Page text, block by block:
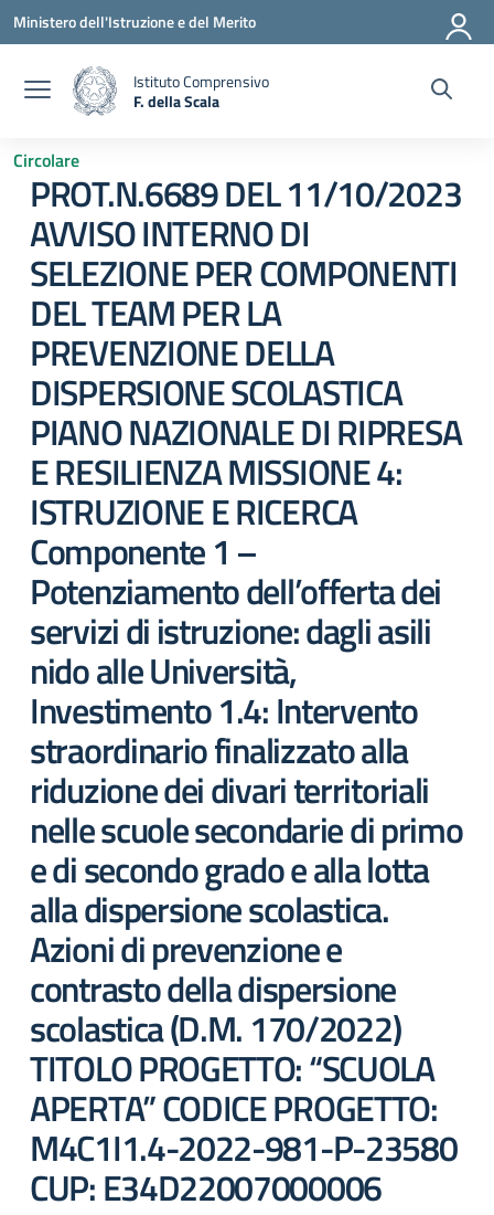
Vai ai contenuti
Vai al menu di navigazione
Vai al footer
Ministero dell'Istruzione e del Merito
Istituto Comprensivo
F. della Scala
Circolare
PROT.N.6689 DEL 11/10/2023
AVVISO INTERNO DI
SELEZIONE PER COMPONENTI
DEL TEAM PER LA
PREVENZIONE DELLA
DISPERSIONE SCOLASTICA
PIANO NAZIONALE DI RIPRESA
E RESILIENZA MISSIONE 4:
ISTRUZIONE E RICERCA
Componente 1 –
Potenziamento dell’offerta dei
servizi di istruzione: dagli asili
nido alle Università,
Investimento 1.4: Intervento
straordinario finalizzato alla
riduzione dei divari territoriali
nelle scuole secondarie di primo
e di secondo grado e alla lotta
alla dispersione scolastica.
Azioni di prevenzione e
contrasto della dispersione
scolastica (D.M. 170/2022)
TITOLO PROGETTO: “SCUOLA
APERTA” CODICE PROGETTO:
M4C1I1.4-2022-981-P-23580
CUP: E34D22007000006